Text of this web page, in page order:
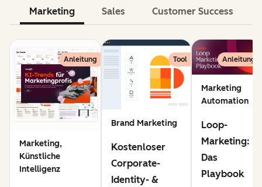
Marketing Sales Customer Success
Anleitung
Marketing,
Künstliche
Intelligenz
Tool
Brand Marketing
Kostenloser
Corporate-
Identity- &
Anleitung
Marketing
Automation
Loop-
Marketing:
Das
Playbook